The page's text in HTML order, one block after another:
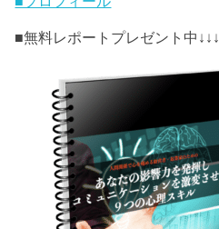
■無料レポートプレゼント中↓↓↓